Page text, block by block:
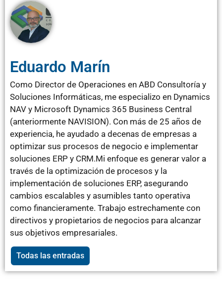
Eduardo Marín
Como Director de Operaciones en ABD Consultoría y
Soluciones Informáticas, me especializo en Dynamics
NAV y Microsoft Dynamics 365 Business Central
(anteriormente NAVISION). Con más de 25 años de
experiencia, he ayudado a decenas de empresas a
optimizar sus procesos de negocio e implementar
soluciones ERP y CRM.Mi enfoque es generar valor a
través de la optimización de procesos y la
implementación de soluciones ERP, asegurando
cambios escalables y asumibles tanto operativa
como financieramente. Trabajo estrechamente con
directivos y propietarios de negocios para alcanzar
sus objetivos empresariales.
Todas las entradas